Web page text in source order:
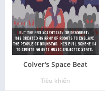
Colver's Space Beat
Tiêu khiển